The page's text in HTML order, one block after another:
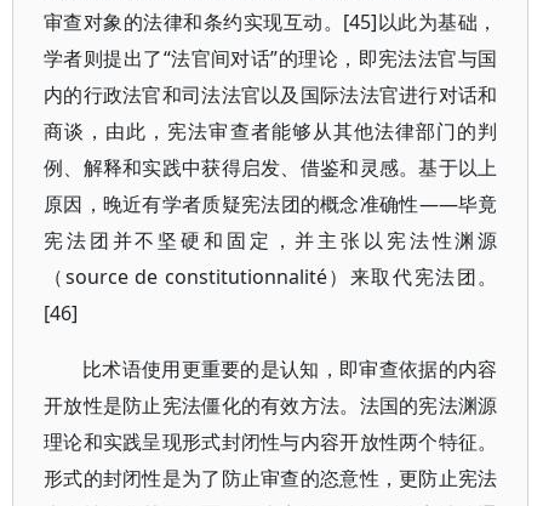
审查对象的法律和条约实现互动。[45]以此为基础，
学者则提出了“法官间对话”的理论，即宪法法官与国
内的行政法官和司法法官以及国际法法官进行对话和
商谈，由此，宪法审查者能够从其他法律部门的判
例、解释和实践中获得启发、借鉴和灵感。基于以上
原因，晚近有学者质疑宪法团的概念准确性——毕竟
宪法团并不坚硬和固定，并主张以宪法性渊源
（source de constitutionnalité）来取代宪法团。
[46]
比术语使用更重要的是认知，即审查依据的内容
开放性是防止宪法僵化的有效方法。法国的宪法渊源
理论和实践呈现形式封闭性与内容开放性两个特征。
形式的封闭性是为了防止审查的恣意性，更防止宪法